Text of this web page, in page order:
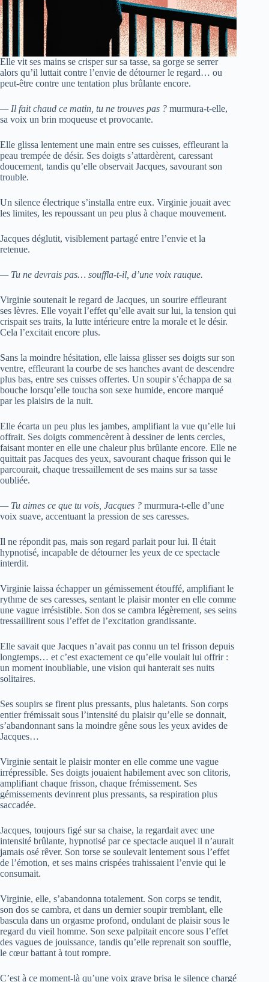
Elle vit ses mains se crisper sur sa tasse, sa gorge se serrer
alors qu’il luttait contre l’envie de détourner le regard… ou
peut-être contre une tentation plus brûlante encore.
— Il fait chaud ce matin, tu ne trouves pas ? murmura-t-elle,
sa voix un brin moqueuse et provocante.
Elle glissa lentement une main entre ses cuisses, effleurant la
peau trempée de désir. Ses doigts s’attardèrent, caressant
doucement, tandis qu’elle observait Jacques, savourant son
trouble.
Un silence électrique s’installa entre eux. Virginie jouait avec
les limites, les repoussant un peu plus à chaque mouvement.
Jacques déglutit, visiblement partagé entre l’envie et la
retenue.
— Tu ne devrais pas… souffla-t-il, d’une voix rauque.
Virginie soutenait le regard de Jacques, un sourire effleurant
ses lèvres. Elle voyait l’effet qu’elle avait sur lui, la tension qui
crispait ses traits, la lutte intérieure entre la morale et le désir.
Cela l’excitait encore plus.
Sans la moindre hésitation, elle laissa glisser ses doigts sur son
ventre, effleurant la courbe de ses hanches avant de descendre
plus bas, entre ses cuisses offertes. Un soupir s’échappa de sa
bouche lorsqu’elle toucha son sexe humide, encore marqué
par les plaisirs de la nuit.
Elle écarta un peu plus les jambes, amplifiant la vue qu’elle lui
offrait. Ses doigts commencèrent à dessiner de lents cercles,
faisant monter en elle une chaleur plus brûlante encore. Elle ne
quittait pas Jacques des yeux, savourant chaque frisson qui le
parcourait, chaque tressaillement de ses mains sur sa tasse
oubliée.
— Tu aimes ce que tu vois, Jacques ? murmura-t-elle d’une
voix suave, accentuant la pression de ses caresses.
Il ne répondit pas, mais son regard parlait pour lui. Il était
hypnotisé, incapable de détourner les yeux de ce spectacle
interdit.
Virginie laissa échapper un gémissement étouffé, amplifiant le
rythme de ses caresses, sentant le plaisir monter en elle comme
une vague irrésistible. Son dos se cambra légèrement, ses seins
tressaillirent sous l’effet de l’excitation grandissante.
Elle savait que Jacques n’avait pas connu un tel frisson depuis
longtemps… et c’est exactement ce qu’elle voulait lui offrir :
un moment inoubliable, une vision qui hanterait ses nuits
solitaires.
Ses soupirs se firent plus pressants, plus haletants. Son corps
entier frémissait sous l’intensité du plaisir qu’elle se donnait,
s’abandonnant sans la moindre gêne sous les yeux avides de
Jacques…
Virginie sentait le plaisir monter en elle comme une vague
irrépressible. Ses doigts jouaient habilement avec son clitoris,
amplifiant chaque frisson, chaque frémissement. Ses
gémissements devinrent plus pressants, sa respiration plus
saccadée.
Jacques, toujours figé sur sa chaise, la regardait avec une
intensité brûlante, hypnotisé par ce spectacle auquel il n’aurait
jamais osé rêver. Son torse se soulevait lentement sous l’effet
de l’émotion, et ses mains crispées trahissaient l’envie qui le
consumait.
Virginie, elle, s’abandonna totalement. Son corps se tendit,
son dos se cambra, et dans un dernier soupir tremblant, elle
bascula dans un orgasme profond, ondulant de plaisir sous le
regard du vieil homme. Son sexe palpitait encore sous l’effet
des vagues de jouissance, tandis qu’elle reprenait son souffle,
le cœur battant à tout rompre.
C’est à ce moment-là qu’une voix grave brisa le silence chargé